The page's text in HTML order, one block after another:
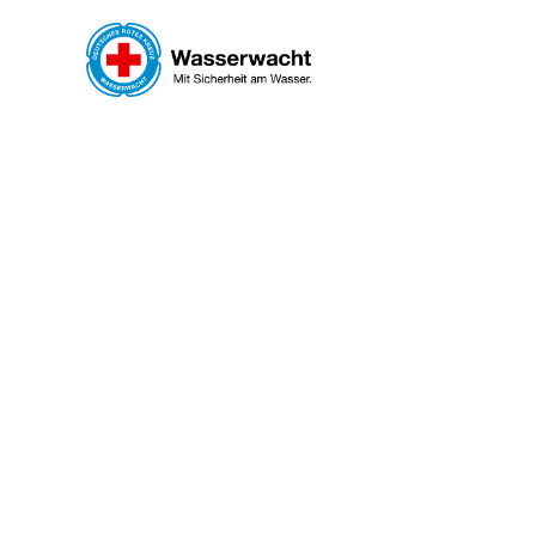
Zum Hauptinhalt springen